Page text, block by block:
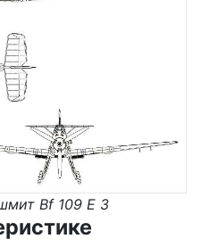
Bf 109 E 3